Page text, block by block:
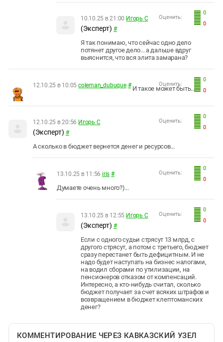
0
0
Оценить:
10.10.25 в 21:00 Игорь С
(Эксперт) #
Я так понимаю, что сейчас одно дело
потянет другое дело... а дальше вдруг
выяснится, что вся элита замарана?
0
0
Оценить:
12.10.25 в 10:05 coleman_dubuque # И такое может быть...
0
0
Оценить:
12.10.25 в 20:56 Игорь С
(Эксперт) #
А сколько в бюджет вернется денег и ресурсов...
0
0
Оценить:
13.10.25 в 11:56 iris #
Думаете очень много?)...
0
0
Оценить:
13.10.25 в 12:55 Игорь С
(Эксперт) #
Если с одного судьи стрясут 13 млрд, с
другого стрясут, а потом с третьего, бюджет
сразу перестанет быть дефицитным. И не
надо будет наступать на бизнес налогами,
на водил сборами по утилизации, на
пенсионеров отказом от компенсаций.
Интересно, а кто-нибудь считал, сколько
бюджет получает за счет всяких штрафов и
возвращением в бюджет клептоманских
денег?
КОММЕНТИРОВАНИЕ ЧЕРЕЗ КАВКАЗСКИЙ УЗЕЛ